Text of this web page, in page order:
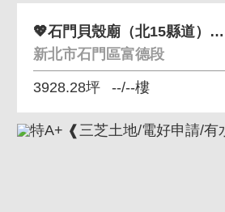
💖石門貝殼廟（北15縣道）旁一大片完整農地
新北市石門區富德段
3928.28坪 --/--樓